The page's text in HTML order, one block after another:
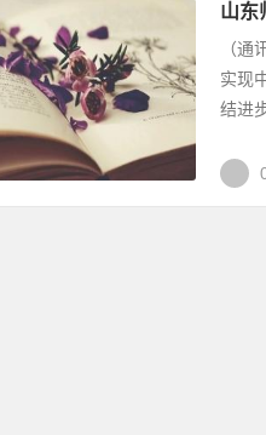
山东
（
实现
结进